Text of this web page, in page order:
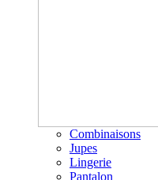
Combinaisons
Jupes
Lingerie
Pantalon